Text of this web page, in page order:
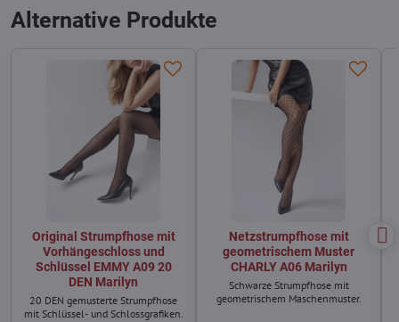
Alternative Produkte
Original Strumpfhose mit
Vorhängeschloss und
Schlüssel EMMY A09 20
DEN Marilyn
20 DEN gemusterte Strumpfhose
mit Schlüssel- und Schlossgrafiken.
Netzstrumpfhose mit
geometrischem Muster
CHARLY A06 Marilyn
Schwarze Strumpfhose mit
geometrischem Maschenmuster.